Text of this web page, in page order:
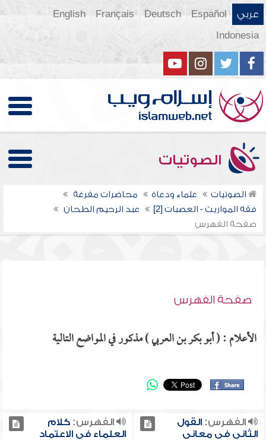
عربي Español
Deutsch
Français
English
Indonesia
الصوتيات
الصوتيات علماء ودعاة
محاضرات مفرغة
فقه المواريث - العصبات [2]
عبد الرحيم الطحان
صفحة الفهرس
صفحة الفهرس
الأعلام : ( أبو بكر بن العربي ) مذكور في المواضع التالية
الفهرس:القول
الثاني في معاني
الفهرس:كلام
العلماء في الاعتماد